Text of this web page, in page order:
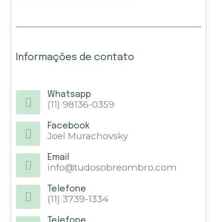
Informações de contato
Whatsapp
(11) 98136-0359
Facebook
Joel Murachovsky
Email
info@tudosobreombro.com
Telefone
(11) 3739-1334